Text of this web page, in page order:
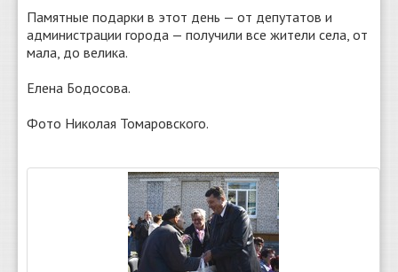
Памятные подарки в этот день — от депутатов и
администрации города — получили все жители села, от
мала, до велика.
Елена Бодосова.
Фото Николая Томаровского.